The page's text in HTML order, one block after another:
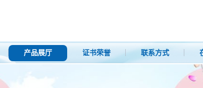
产品展厅 证书荣誉 联系方式